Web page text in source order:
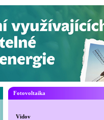
Fotovoltaika
Vidov